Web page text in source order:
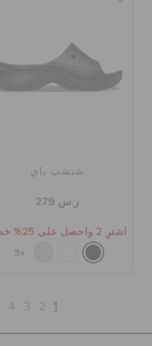
شبشب باي
ر.س 279
اشترِ 2 واحصل على 25% خصم
+3
1
2
3
4